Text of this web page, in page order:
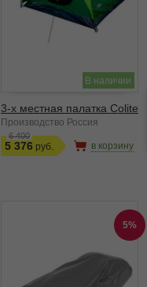
В наличии
3-х местная палатка Colite
Производство Россия
6 400
5 376 в корзину
5%